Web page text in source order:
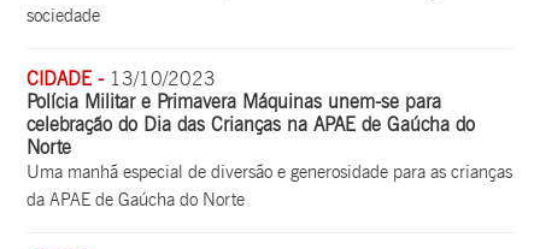
sociedade
CIDADE - 13/10/2023
Polícia Militar e Primavera Máquinas unem-se para
celebração do Dia das Crianças na APAE de Gaúcha do
Norte
Uma manhã especial de diversão e generosidade para as crianças
da APAE de Gaúcha do Norte